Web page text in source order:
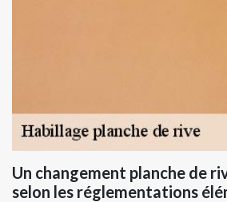
Un changement planche de
selon les réglementations